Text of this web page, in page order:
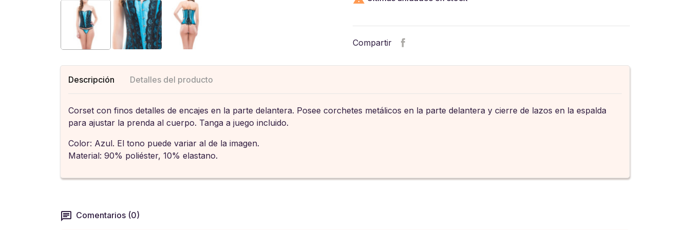
Compartir
Descripción Detalles del producto
Corset con finos detalles de encajes en la parte delantera. Posee corchetes metálicos en la parte delantera y cierre de lazos en la espalda
para ajustar la prenda al cuerpo. Tanga a juego incluido.
Color: Azul. El tono puede variar al de la imagen.
Material: 90% poliéster, 10% elastano.
Comentarios (0)